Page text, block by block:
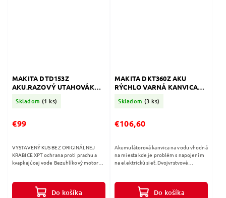
MAKITA DTD153Z
AKU.RAZOVÝ UTAHOVÁK
Skladom (1 ks)
€99
Do košíka
VYSTAVENÝ KUS BEZ ORIGINÁLNEJ
KRABICE XPT ochrana proti prachu a
kvapkajúcej vode Bezuhlíkový motor
MAKITA DKT360Z AKU
RÝCHLO VARNÁ KANVICA
Skladom (3 ks)
€106,60
Do košíka
Akumulátorová kanvica na vodu vhodná
na miesta kde je problém s napojením
na elektrickú sieť. Dvojvrstvové